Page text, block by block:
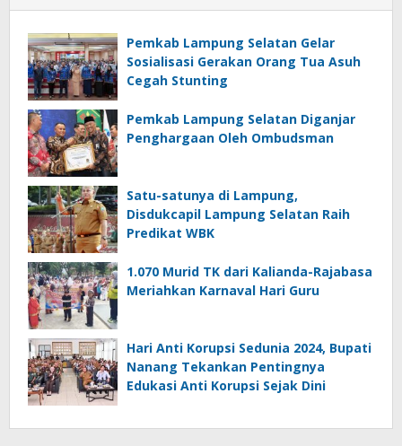
Pemkab Lampung Selatan Gelar
Sosialisasi Gerakan Orang Tua Asuh
Cegah Stunting
Pemkab Lampung Selatan Diganjar
Penghargaan Oleh Ombudsman
Satu-satunya di Lampung,
Disdukcapil Lampung Selatan Raih
Predikat WBK
1.070 Murid TK dari Kalianda-Rajabasa
Meriahkan Karnaval Hari Guru
Hari Anti Korupsi Sedunia 2024, Bupati
Nanang Tekankan Pentingnya
Edukasi Anti Korupsi Sejak Dini